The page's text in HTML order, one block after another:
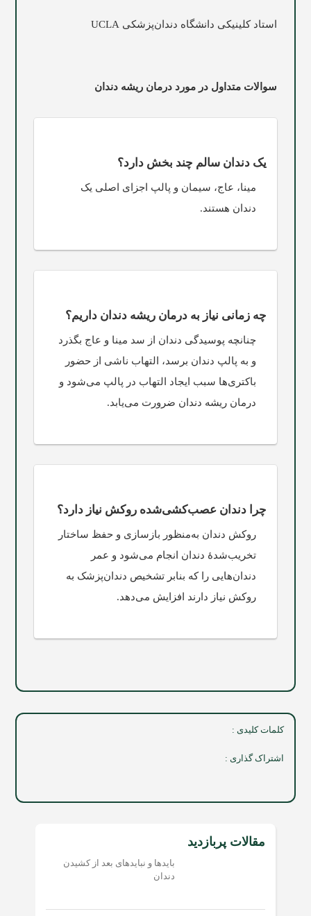
استاد کلینیکی دانشگاه دندان‌پزشکی UCLA
سوالات متداول در مورد درمان ریشه دندان
یک دندان سالم چند بخش دارد؟
مینا، عاج، سیمان و پالپ اجزای اصلی یک
دندان هستند.
چه زمانی نیاز به درمان ریشه دندان داریم؟
چنانچه پوسیدگی دندان از سد مینا و عاج بگذرد
و به پالپ دندان برسد، التهاب ناشی از حضور
باکتری‌ها سبب ایجاد التهاب در پالپ می‌شود و
درمان ریشه دندان ضرورت می‌یابد.
چرا دندان عصب‌کشی‌شده روکش نیاز دارد؟
روکش دندان به‌منظور بازسازی و حفظ ساختار
تخریب‌شدۀ دندان انجام می‌شود و عمر
دندان‌هایی را که بنا‌بر تشخیص دندان‌پزشک به
روکش نیاز دارند افزایش می‌دهد.
کلمات کلیدی :
اشتراک گذاری :
مقالات پربازدید
بایدها و نبایدهای بعد از کشیدن
دندان